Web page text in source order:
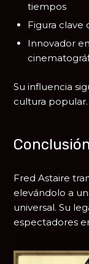
tiempos
Figura clave
Innovador
Su influencia
cultura popular.
Conclusión
Fred Astaire
elevándolo a
universal. Su
espectadores